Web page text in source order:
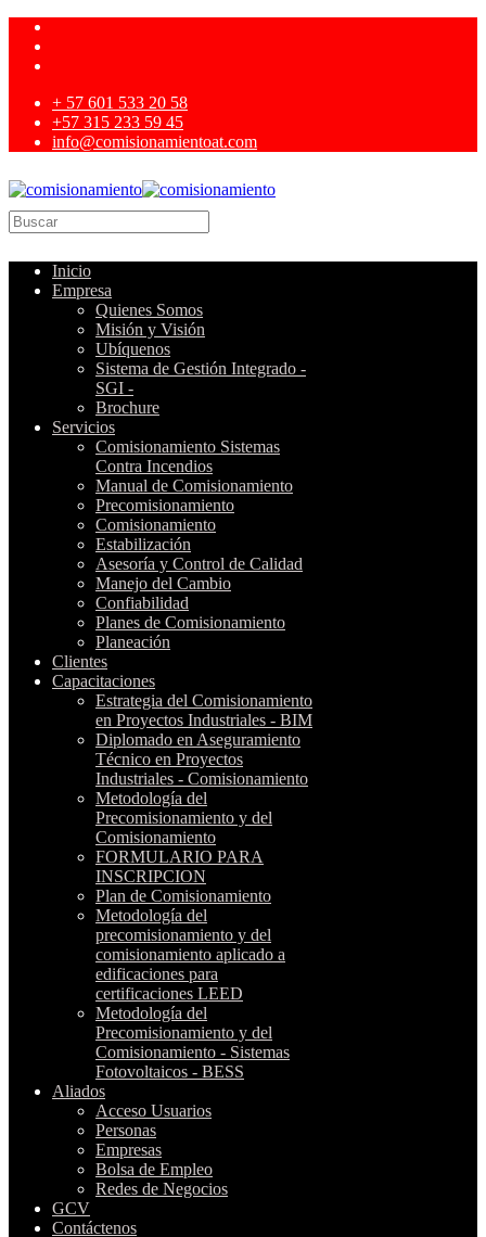
+ 57 601 533 20 58
+57 315 233 59 45
info@comisionamientoat.com
Inicio
Empresa
Quienes Somos
Misión y Visión
Ubíquenos
Sistema de Gestión Integrado -
SGI -
Brochure
Servicios
Comisionamiento Sistemas
Contra Incendios
Manual de Comisionamiento
Precomisionamiento
Comisionamiento
Estabilización
Asesoría y Control de Calidad
Manejo del Cambio
Confiabilidad
Planes de Comisionamiento
Planeación
Clientes
Capacitaciones
Estrategia del Comisionamiento
en Proyectos Industriales - BIM
Diplomado en Aseguramiento
Técnico en Proyectos
Industriales - Comisionamiento
Metodología del
Precomisionamiento y del
Comisionamiento
FORMULARIO PARA
INSCRIPCION
Plan de Comisionamiento
Metodología del
precomisionamiento y del
comisionamiento aplicado a
edificaciones para
certificaciones LEED
Metodología del
Precomisionamiento y del
Comisionamiento - Sistemas
Fotovoltaicos - BESS
Aliados
Acceso Usuarios
Personas
Empresas
Bolsa de Empleo
Redes de Negocios
GCV
Contáctenos